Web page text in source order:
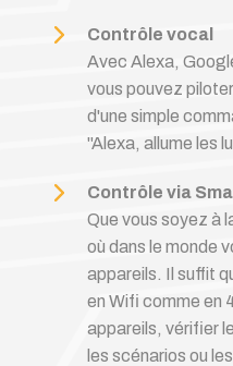
Contrôle vocal
Avec Alexa,
vous pouvez
d'une simple
"Alexa, allume les
Contrôle via
Que vous soyez à
où dans le monde
appareils. Il suffit
en Wifi comme en
appareils, vérifier
les scénarios ou